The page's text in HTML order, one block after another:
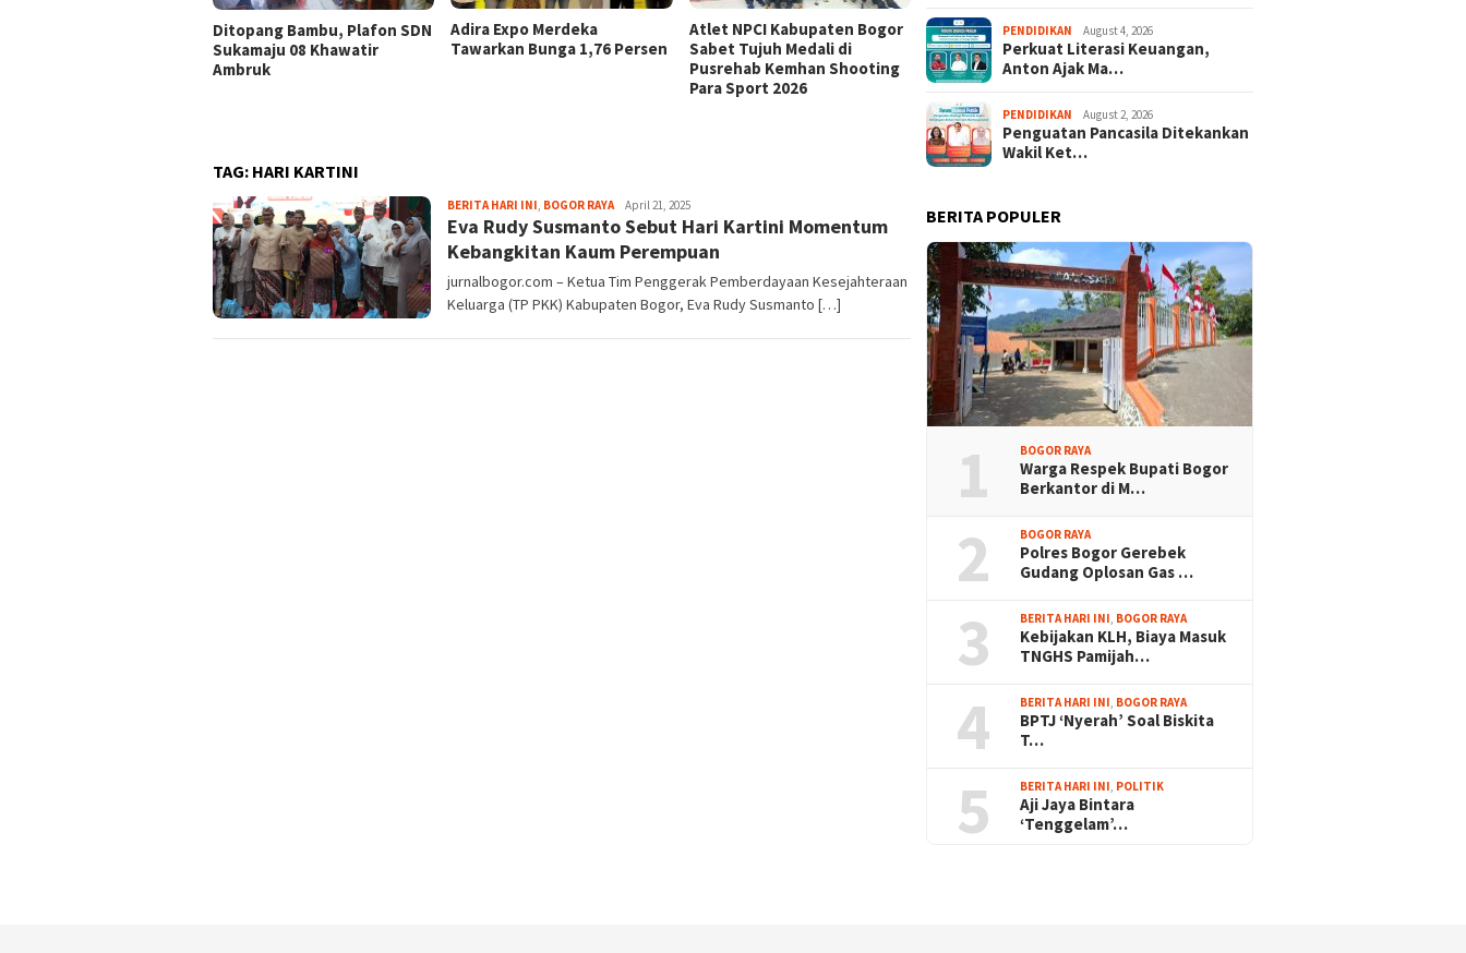
Ditopang Bambu, Plafon SDN
Sukamaju 08 Khawatir
Ambruk
Adira Expo Merdeka
Tawarkan Bunga 1,76 Persen
Atlet NPCI Kabupaten Bogor
Sabet Tujuh Medali di
Pusrehab Kemhan Shooting
Para Sport 2026
Ajang Promosi Wisata,
Ratusan Peserta Ikuti Tour
Malasari Halimun Salak 2026
Pembangunan Wisma dan
TAG: HARI KARTINI
BERITA HARI INI, BOGOR RAYAAga
Alamanda
April 21, 2025
Eva Rudy Susmanto Sebut Hari Kartini Momentum
Kebangkitan Kaum Perempuan
jurnalbogor.com – Ketua Tim Penggerak Pemberdayaan Kesejahteraan
Keluarga (TP PKK) Kabupaten Bogor, Eva Rudy Susmanto […]
PENDIDIKAN August 4, 2026
Perkuat Literasi Keuangan,
Anton Ajak Ma…
PENDIDIKAN August 2, 2026
Penguatan Pancasila Ditekankan
Wakil Ket…
BERITA POPULER
1 BOGOR RAYA
Warga Respek Bupati Bogor
Berkantor di M…
2 BOGOR RAYA
Polres Bogor Gerebek
Gudang Oplosan Gas …
3 BERITA HARI INI, BOGOR RAYA
Kebijakan KLH, Biaya Masuk
TNGHS Pamijah…
4 BERITA HARI INI, BOGOR RAYA
BPTJ ‘Nyerah’ Soal Biskita
T…
5 BERITA HARI INI, POLITIK
Aji Jaya Bintara
‘Tenggelam’…